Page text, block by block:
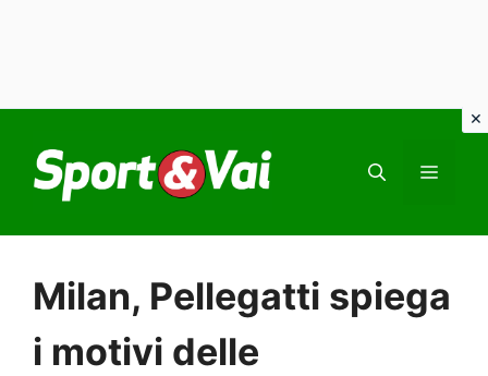
contenuto
Milan, Pellegatti spiega
i motivi delle